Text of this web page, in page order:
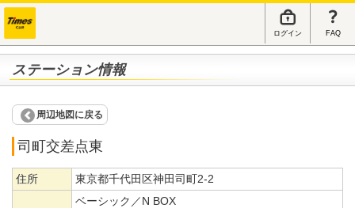
ログイン FAQ
ステーション情報
周辺地図に戻る
司町交差点東
住所 東京都千代田区神田司町2-2
ベーシック／N BOX